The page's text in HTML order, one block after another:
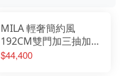
MILA 輕奢簡約風
192CM雙門加三抽加轉
角高被櫥衣櫃
$44,400